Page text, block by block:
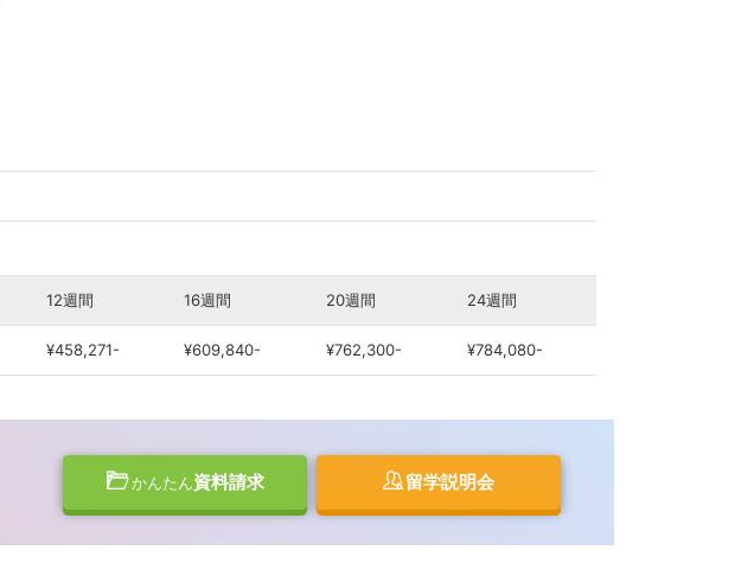
12週間 16週間 20週間 24週間
¥458,271- ¥609,840- ¥762,300- ¥784,080-
かんたん資料請求 留学説明会